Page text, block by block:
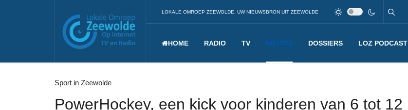
LOKALE OMROEP ZEEWOLDE, UW NIEUWSBRON UIT ZEEWOLDE
HOME RADIO TV NIEUWS DOSSIERS LOZ PODCAST
Sport in Zeewolde
PowerHockey, een kick voor kinderen van 6 tot 12